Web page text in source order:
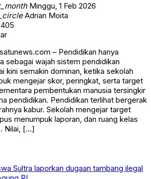
Minggu, 1 Feb 2026
Adrian Moita
– Pendidikan hanya
sebagai wajah sistem pendidikan
kini semakin dominan, ketika sekolah
mengejar skor, peringkat, serta target
pembentukan manusia tersingkir
pendidikan. Pendidikan terlihat bergerak
kabur. Sekolah mengejar target
menumpuk laporan, dan ruang kelas
Nilai, […]